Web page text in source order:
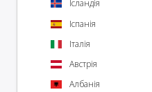
Ісландія
Іспанія
Італія
Австрія
Албанія